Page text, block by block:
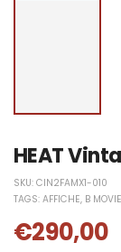
HEAT
SKU: CIN2FAMX1-010
TAGS: AFFICHE, B MOVIE
€290,00